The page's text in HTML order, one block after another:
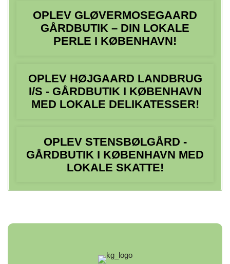
OPLEV GLØVERMOSEGAARD
GÅRDBUTIK – DIN LOKALE
PERLE I KØBENHAVN!
OPLEV HØJGAARD LANDBRUG
I/S - GÅRDBUTIK I KØBENHAVN
MED LOKALE DELIKATESSER!
OPLEV STENSBØLGÅRD -
GÅRDBUTIK I KØBENHAVN MED
LOKALE SKATTE!